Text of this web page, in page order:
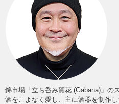
錦市場「立ち呑み賀花 (Gabana)」の
酒をこよなく愛し、主に酒器を制作し